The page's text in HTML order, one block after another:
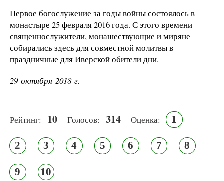
Первое богослужение за годы войны состоялось в
монастыре 25 февраля 2016 года. С этого времени
священнослужители, монашествующие и миряне
собирались здесь для совместной молитвы в
праздничные для Иверской обители дни.
29 октября 2018 г.
Рейтинг: 10 Голосов: 314 Оценка: 1
2 3 4 5 6 7 8
9 10